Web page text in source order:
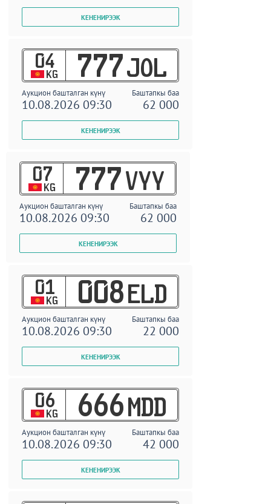
04
KG 777 JOL
Аукцион башталган күнү Баштапкы баа
10.08.2026 09:30 62 000
07
KG 777 VYY
Аукцион башталган күнү Баштапкы баа
10.08.2026 09:30 62 000
01
KG 008 ELD
Аукцион башталган күнү Баштапкы баа
10.08.2026 09:30 22 000
06
KG 666 MDD
Аукцион башталган күнү Баштапкы баа
10.08.2026 09:30 42 000